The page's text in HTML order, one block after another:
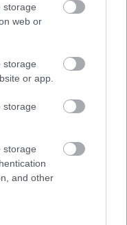
storage
web or
storage
or app.
storage
storage
and other
tudják hogyan
esetében,
az
azonban nem
vagy
gyakran
miközben a